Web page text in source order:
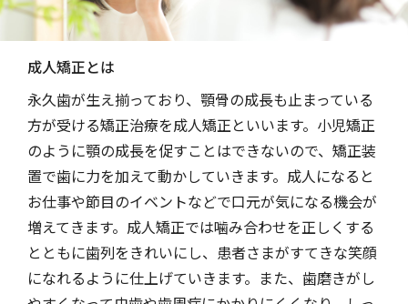
成人矯正とは
永久歯が生え揃っており、顎骨の成長も止まっている
方が受ける矯正治療を成人矯正といいます。小児矯正
のように顎の成長を促すことはできないので、矯正装
置で歯に力を加えて動かしていきます。成人になると
お仕事や節目のイベントなどで口元が気になる機会が
増えてきます。成人矯正では噛み合わせを正しくする
とともに歯列をきれいにし、患者さまがすてきな笑顔
になれるように仕上げていきます。また、歯磨きがし